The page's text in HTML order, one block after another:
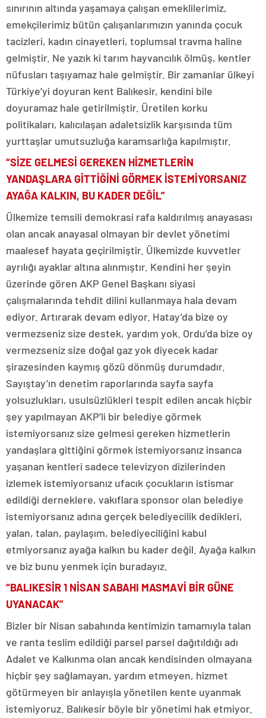
sınırının altında yaşamaya çalışan emeklilerimiz,
emekçilerimiz bütün çalışanlarımızın yanında çocuk
tacizleri, kadın cinayetleri, toplumsal travma haline
gelmiştir. Ne yazık ki tarım hayvancılık ölmüş, kentler
nüfusları taşıyamaz hale gelmiştir. Bir zamanlar ülkeyi
Türkiye’yi doyuran kent Balıkesir, kendini bile
doyuramaz hale getirilmiştir. Üretilen korku
politikaları, kalıcılaşan adaletsizlik karşısında tüm
yurttaşlar umutsuzluğa karamsarlığa kapılmıştır.
“SİZE GELMESİ GEREKEN HİZMETLERİN
YANDAŞLARA GİTTİĞİNİ GÖRMEK İSTEMİYORSANIZ
AYAĞA KALKIN, BU KADER DEĞİL”
Ülkemize temsili demokrasi rafa kaldırılmış anayasası
olan ancak anayasal olmayan bir devlet yönetimi
maalesef hayata geçirilmiştir. Ülkemizde kuvvetler
ayrılığı ayaklar altına alınmıştır. Kendini her şeyin
üzerinde gören AKP Genel Başkanı siyasi
çalışmalarında tehdit dilini kullanmaya hala devam
ediyor. Artırarak devam ediyor. Hatay’da bize oy
vermezseniz size destek, yardım yok. Ordu’da bize oy
vermezseniz size doğal gaz yok diyecek kadar
şirazesinden kaymış gözü dönmüş durumdadır.
Sayıştay’ın denetim raporlarında sayfa sayfa
yolsuzlukları, usulsüzlükleri tespit edilen ancak hiçbir
şey yapılmayan AKP’li bir belediye görmek
istemiyorsanız size gelmesi gereken hizmetlerin
yandaşlara gittiğini görmek istemiyorsanız insanca
yaşanan kentleri sadece televizyon dizilerinden
izlemek istemiyorsanız ufacık çocukların istismar
edildiği derneklere, vakıflara sponsor olan belediye
istemiyorsanız adına gerçek belediyecilik dedikleri,
yalan, talan, paylaşım, belediyeciliğini kabul
etmiyorsanız ayağa kalkın bu kader değil. Ayağa kalkın
ve biz bunu yenmek için buradayız.
“BALIKESİR 1 NİSAN SABAHI MASMAVİ BİR GÜNE
UYANACAK”
Bizler bir Nisan sabahında kentimizin tamamıyla talan
ve ranta teslim edildiği parsel parsel dağıtıldığı adı
Adalet ve Kalkınma olan ancak kendisinden olmayana
hiçbir şey sağlamayan, yardım etmeyen, hizmet
götürmeyen bir anlayışla yönetilen kente uyanmak
istemiyoruz. Balıkesir böyle bir yönetimi hak etmiyor.